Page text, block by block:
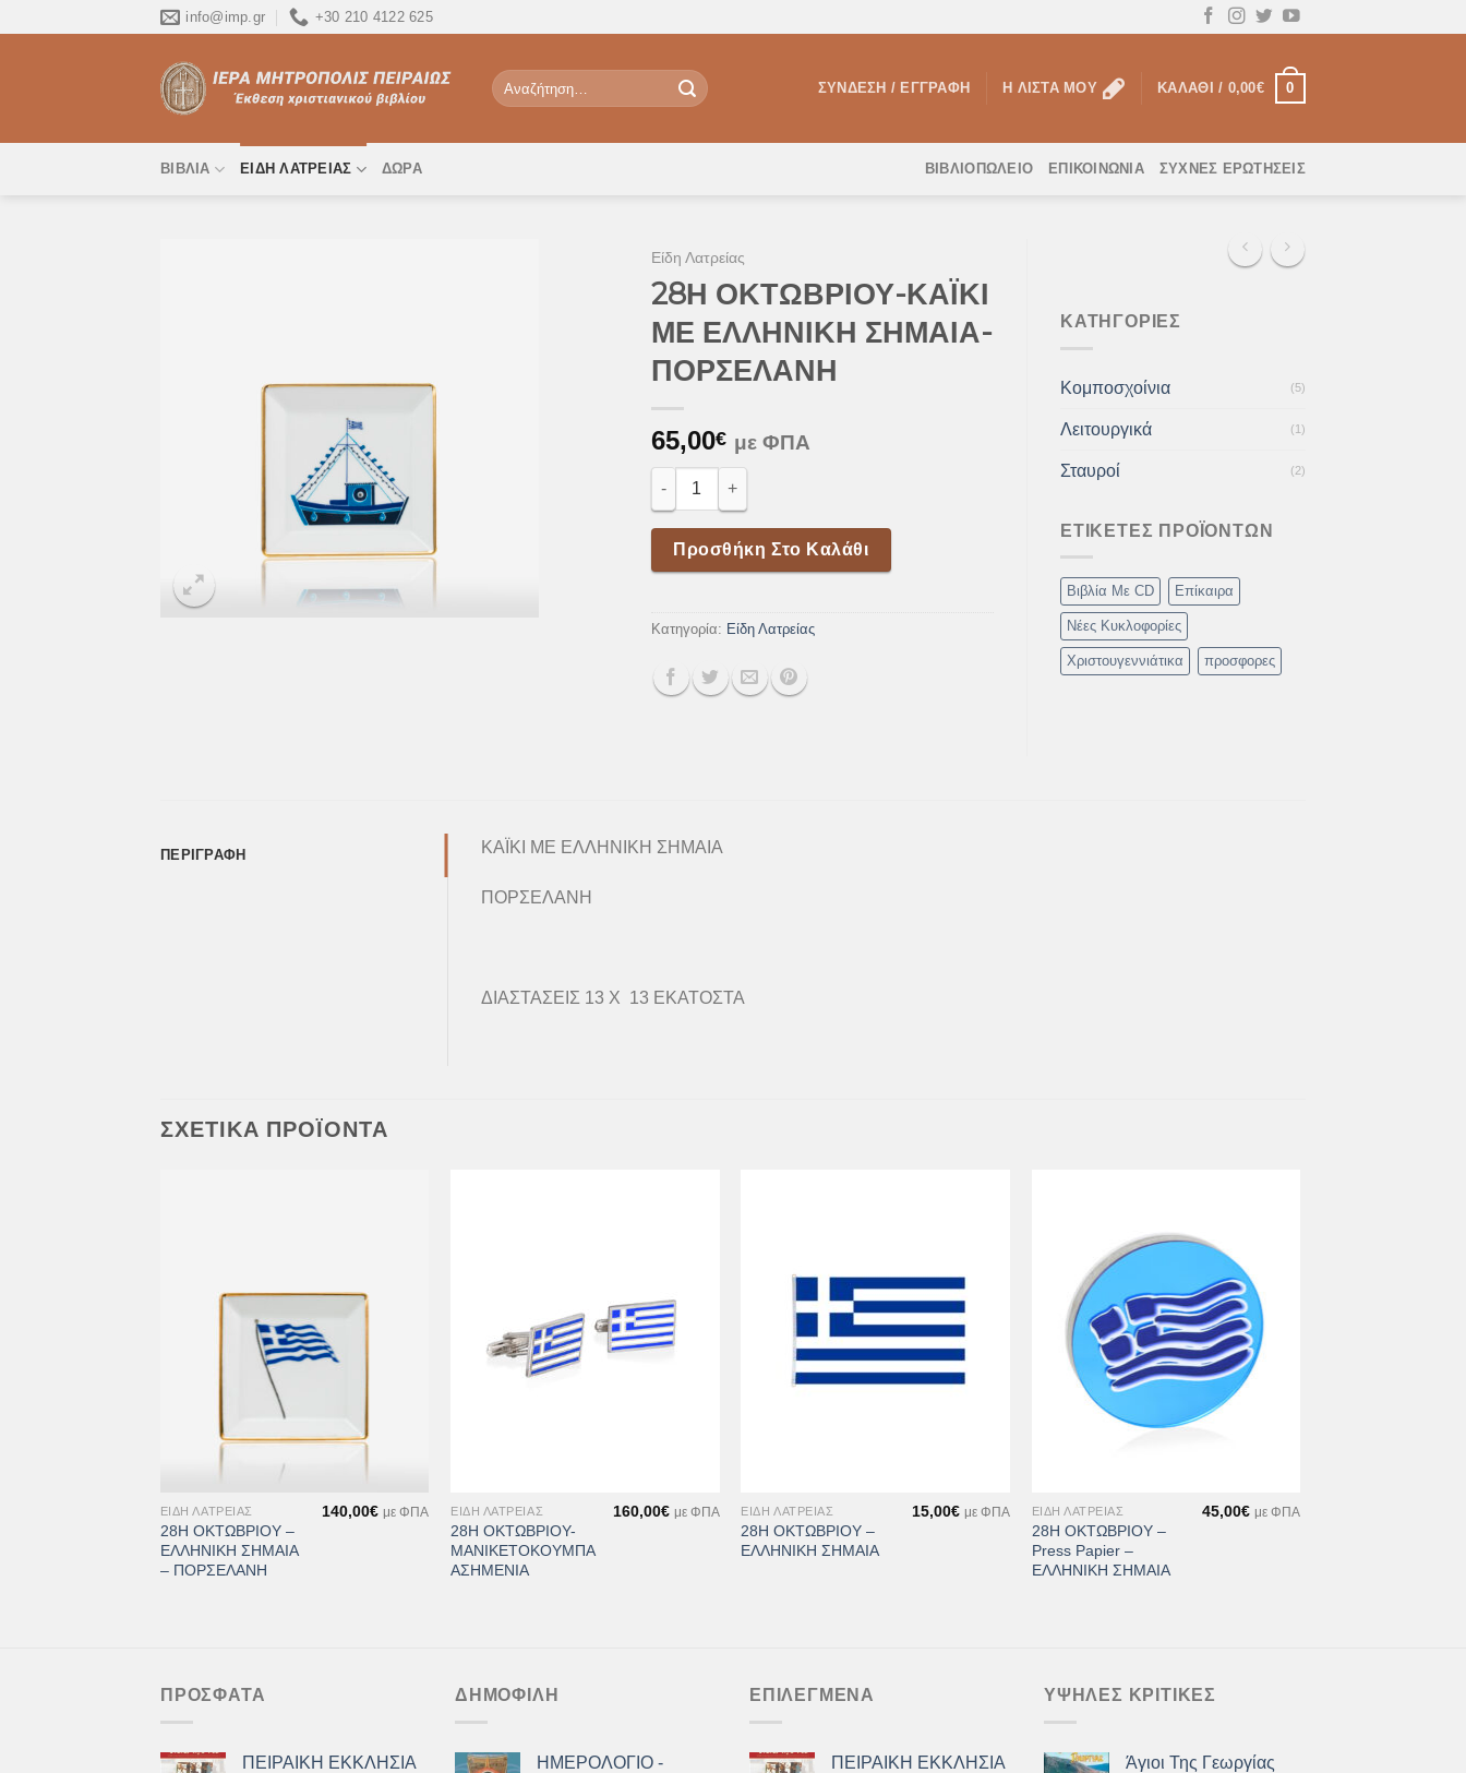
to
info@imp.gr +30 210 4122 625
Αναζήτηση
για:
ΣΎΝΔΕΣΗ / ΕΓΓΡΑΦΉ Η ΛΊΣΤΑ ΜΟΥ ΚΑΛΆΘΙ / 0,00€ 0
ΒΙΒΛΊΑ ΕΊΔΗ ΛΑΤΡΕΊΑΣ ΔΏΡΑ ΒΙΒΛΙΟΠΩΛΕΙΟ ΕΠΙΚΟΙΝΩΝΊΑ ΣΥΧΝΈΣ ΕΡΩΤΉΣΕΙΣ
Είδη Λατρείας
28Η ΟΚΤΩΒΡΙΟΥ-ΚΑΪΚΙ
ΜΕ ΕΛΛΗΝΙΚΗ ΣΗΜΑΙΑ-
ΠΟΡΣΕΛΑΝΗ
65,00€ με ΦΠΑ
28Η ΟΚΤΩΒΡΙΟΥ-ΚΑΪΚΙ ΜΕ ΕΛΛΗΝΙΚΗ ΣΗΜΑΙΑ-ΠΟΡΣΕΛΑΝΗ ποσότητα
Προσθήκη Στο Καλάθι
Κατηγορία: Είδη Λατρείας
ΚΑΤΗΓΟΡΊΕΣ
Κομποσχοίνια (5)
Λειτουργικά (1)
Σταυροί (2)
ΕΤΙΚΈΤΕΣ ΠΡΟΪΌΝΤΩΝ
Βιβλία Με CD Επίκαιρα
Νέες Κυκλοφορίες
Χριστουγεννιάτικα προσφορες
ΠΕΡΙΓΡΑΦΉ ΚΑΪΚΙ ΜΕ ΕΛΛΗΝΙΚΗ ΣΗΜΑΙΑ
ΠΟΡΣΕΛΑΝΗ
ΔΙΑΣΤΑΣΕΙΣ 13 Χ 13 ΕΚΑΤΟΣΤΑ
ΣΧΕΤΙΚΆ ΠΡΟΪΌΝΤΑ
Επιθυμιών
ΕΊΔΗ ΛΑΤΡΕΊΑΣ
28Η ΟΚΤΩΒΡΙΟΥ –
ΕΛΛΗΝΙΚΗ ΣΗΜΑΙΑ
– ΠΟΡΣΕΛΑΝΗ
140,00€ με ΦΠΑ
Επιθυμιών
ΕΊΔΗ ΛΑΤΡΕΊΑΣ
28Η ΟΚΤΩΒΡΙΟΥ-
ΜΑΝΙΚΕΤΟΚΟΥΜΠΑ
ΑΣΗΜΕΝΙΑ
160,00€ με ΦΠΑ
Επιθυμιών
ΕΊΔΗ ΛΑΤΡΕΊΑΣ
28Η ΟΚΤΩΒΡΙΟΥ –
ΕΛΛΗΝΙΚΗ ΣΗΜΑΙΑ
15,00€ με ΦΠΑ
Προσθήκη
στη Λίστα
Επιθυμιών
ΕΊΔΗ ΛΑΤΡΕΊΑΣ
28Η ΟΚΤΩΒΡΙΟΥ –
Press Papier –
ΕΛΛΗΝΙΚΗ ΣΗΜΑΙΑ
45,00€ με ΦΠΑ
ΠΡΌΣΦΑΤΑ
ΠΕΙΡΑΙΚΗ ΕΚΚΛΗΣΙΑ
ΔΗΜΟΦΙΛΉ
ΗΜΕΡΟΛΟΓΙΟ -
ΕΠΙΛΕΓΜΈΝΑ
ΠΕΙΡΑΙΚΗ ΕΚΚΛΗΣΙΑ
ΥΨΗΛΈΣ ΚΡΙΤΙΚΈΣ
Άγιοι Της Γεωργίας